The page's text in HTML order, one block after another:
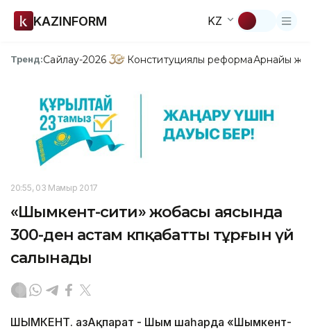
KAZINFORM KZ
Тренд:Сайлау-2026 Конституциялық реформаАрнайы
20:55, 03 Мамыр 2017
«Шымкент-сити» жобасы аясында
300-ден астам көпқабатты тұрғын үй
салынады
ШЫМКЕНТ. ҚазАқпарат - Шым шаһарда «Шымкент-